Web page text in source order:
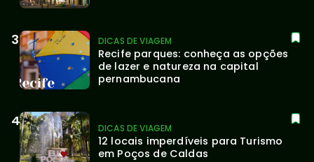
DICAS DE VIAGEM
Recife parques: conheça as opções
de lazer e natureza na capital
pernambucana
DICAS DE VIAGEM
12 locais imperdíveis para Turismo
em Poços de Caldas